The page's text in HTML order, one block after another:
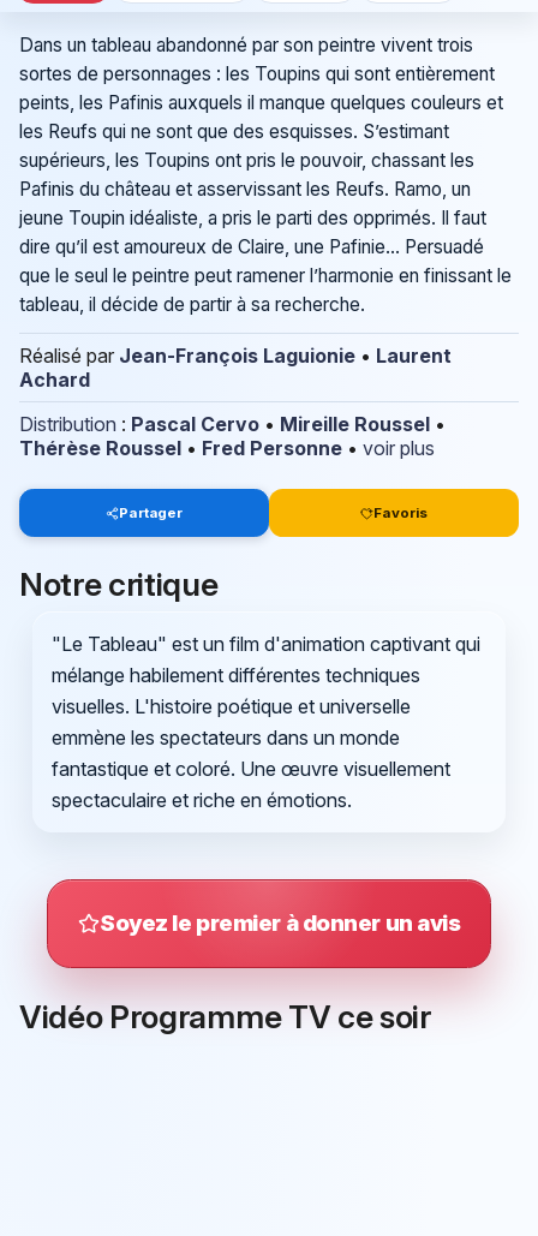
Dans un tableau abandonné par son peintre vivent trois
sortes de personnages : les Toupins qui sont entièrement
peints, les Pafinis auxquels il manque quelques couleurs et
les Reufs qui ne sont que des esquisses. S’estimant
supérieurs, les Toupins ont pris le pouvoir, chassant les
Pafinis du château et asservissant les Reufs. Ramo, un
jeune Toupin idéaliste, a pris le parti des opprimés. Il faut
dire qu’il est amoureux de Claire, une Pafinie… Persuadé
que le seul le peintre peut ramener l’harmonie en finissant le
tableau, il décide de partir à sa recherche.
Réalisé par Jean-François Laguionie • Laurent
Achard
Distribution : Pascal Cervo • Mireille Roussel •
Thérèse Roussel • Fred Personne • voir plus
Partager Favoris
Notre critique
"Le Tableau" est un film d'animation captivant qui
mélange habilement différentes techniques
visuelles. L'histoire poétique et universelle
emmène les spectateurs dans un monde
fantastique et coloré. Une œuvre visuellement
spectaculaire et riche en émotions.
Soyez le premier à donner un avis
Vidéo Programme TV ce soir